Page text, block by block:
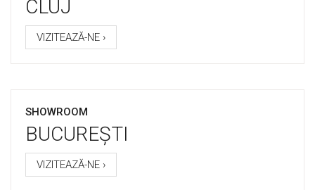
CLUJ
VIZITEAZĂ-NE ›
SHOWROOM
BUCUREȘTI
VIZITEAZĂ-NE ›